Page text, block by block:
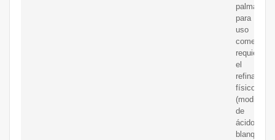
palma
para
uso
comercial
requiere
el
refinado
físico
de
ácidos,